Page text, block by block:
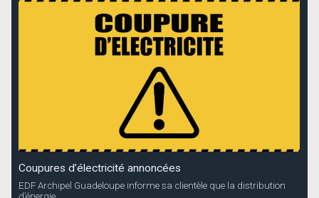
Coupures d’électricité annoncées
EDF Archipel Guadeloupe informe sa clientèle que la distribution